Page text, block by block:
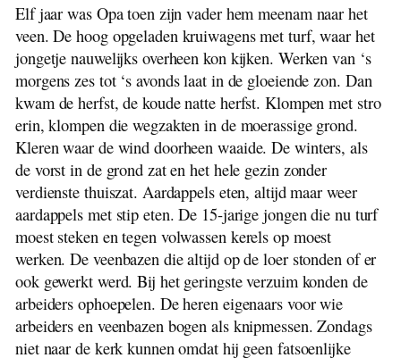
Elf jaar was Opa toen zijn vader hem meenam naar het
veen. De hoog opgeladen kruiwagens met turf, waar het
jongetje nauwelijks overheen kon kijken. Werken van ‘s
morgens zes tot ‘s avonds laat in de gloeiende zon. Dan
kwam de herfst, de koude natte herfst. Klompen met stro
erin, klompen die wegzakten in de moerassige grond.
Kleren waar de wind doorheen waaide. De winters, als
de vorst in de grond zat en het hele gezin zonder
verdienste thuiszat. Aardappels eten, altijd maar weer
aardappels met stip eten. De 15-jarige jongen die nu turf
moest steken en tegen volwassen kerels op moest
werken. De veenbazen die altijd op de loer stonden of er
ook gewerkt werd. Bij het geringste verzuim konden de
arbeiders ophoepelen. De heren eigenaars voor wie
arbeiders en veenbazen bogen als knipmessen. Zondags
niet naar de kerk kunnen omdat hij geen fatsoenlijke